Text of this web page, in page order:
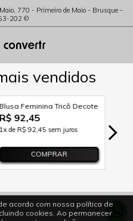
770 - Primeiro de Maio - Brusque –
202 ©
acordo com nossa política de
cookies. Ao permanecer